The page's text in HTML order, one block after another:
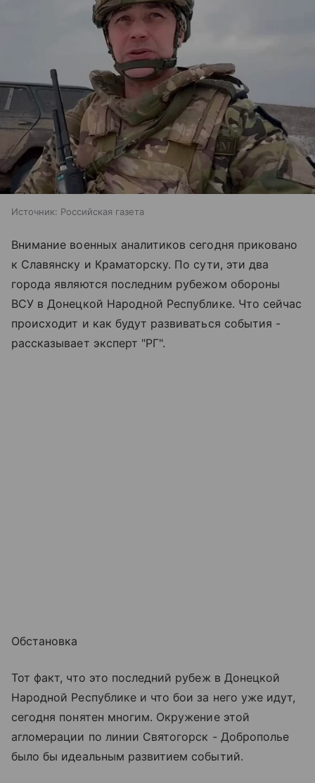
Источник: Российская газета
Внимание военных аналитиков сегодня приковано
к Славянску и Краматорску. По сути, эти два
города являются последним рубежом обороны
ВСУ в Донецкой Народной Республике. Что сейчас
происходит и как будут развиваться события -
рассказывает эксперт "РГ".
Обстановка
Тот факт, что это последний рубеж в Донецкой
Народной Республике и что бои за него уже идут,
сегодня понятен многим. Окружение этой
агломерации по линии Святогорск - Доброполье
было бы идеальным развитием событий.